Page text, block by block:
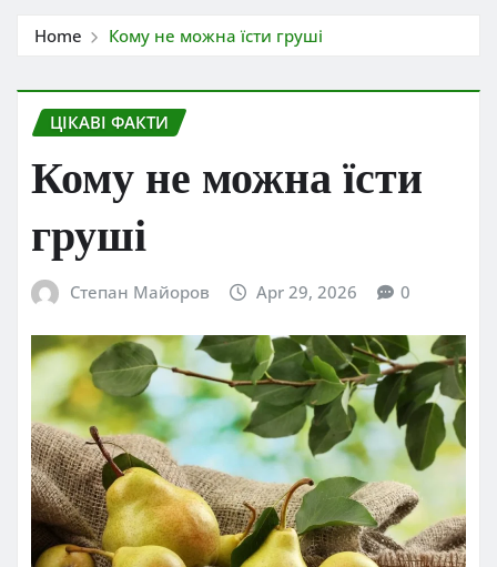
Home Кому не можна їсти груші
ЦІКАВІ ФАКТИ
Кому не можна їсти
груші
Степан Майоров Apr 29, 2026 0